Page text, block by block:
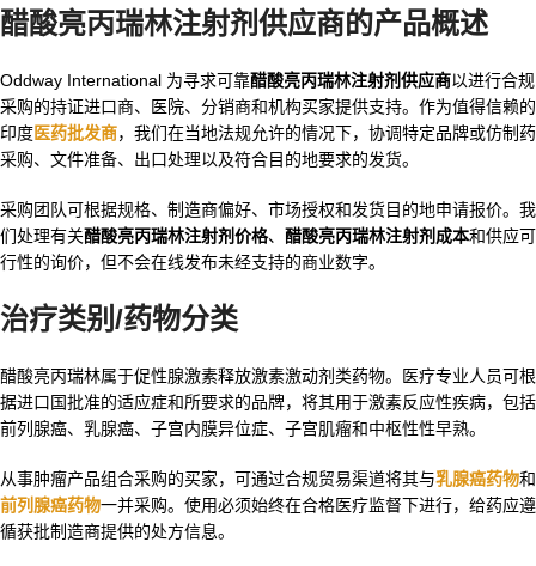
醋酸亮丙瑞林注射剂供应商的产品概述
Oddway International 为寻求可靠醋酸亮丙瑞林注射剂供应商以进行合规
采购的持证进口商、医院、分销商和机构买家提供支持。作为值得信赖的
印度医药批发商，我们在当地法规允许的情况下，协调特定品牌或仿制药
采购、文件准备、出口处理以及符合目的地要求的发货。
采购团队可根据规格、制造商偏好、市场授权和发货目的地申请报价。我
们处理有关醋酸亮丙瑞林注射剂价格、 醋酸亮丙瑞林注射剂成本和供应可
行性的询价，但不会在线发布未经支持的商业数字。
治疗类别/药物分类
醋酸亮丙瑞林属于促性腺激素释放激素激动剂类药物。医疗专业人员可根
据进口国批准的适应症和所要求的品牌，将其用于激素反应性疾病，包括
前列腺癌、乳腺癌、子宫内膜异位症、子宫肌瘤和中枢性性早熟。
从事肿瘤产品组合采购的买家，可通过合规贸易渠道将其与乳腺癌药物和
前列腺癌药物一并采购。使用必须始终在合格医疗监督下进行，给药应遵
循获批制造商提供的处方信息。